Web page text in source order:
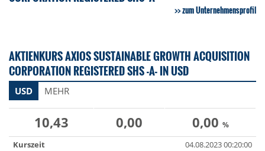
zum Unternehmensprofil
AKTIENKURS AXIOS SUSTAINABLE GROWTH ACQUISITION
CORPORATION REGISTERED SHS -A- IN USD
USD MEHR
10,43 0,00 0,00 %
Kurszeit
04.08.2023 00:20:00